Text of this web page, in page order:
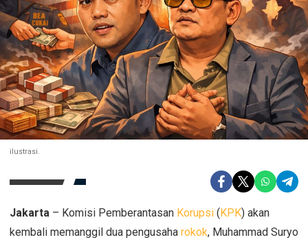
ilustrasi.
Jakarta – Komisi Pemberantasan Korupsi (KPK) akan
kembali memanggil dua pengusaha rokok, Muhammad Suryo